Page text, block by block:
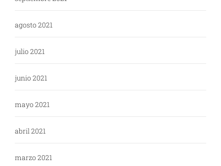
agosto 2021
julio 2021
junio 2021
mayo 2021
abril 2021
marzo 2021